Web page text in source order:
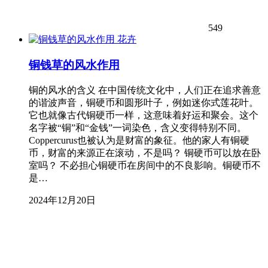
549
花卉
铜钱草的风水作用
铜的风水的含义 在中国传统文化中，人们正在追求善意
的谐波声音，铜硬币和圆形叶子，例如迷你式莲花叶。
它也就像古代铜硬币一样，这意味着好运和聚会。这个
名字被“铜”和“金钱”一词染色，含义变得特别不同。
Coppercurus也被认为是财富的象征。他的家人有铜硬
币，财富的来源正在滚动，不是吗？ 铜硬币可以放在卧
室吗？ 不必担心铜硬币在房间中的不良影响。铜硬币不
是…
2024年12月20日